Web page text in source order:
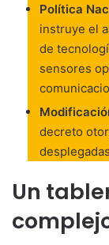
Política
instruye el
de
sensores
decreto
Un